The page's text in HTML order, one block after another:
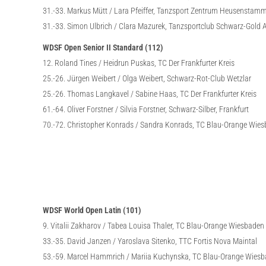
31.-33. Markus Mütt / Lara Pfeiffer, Tanzsport Zentrum Heusenstamm
31.-33. Simon Ulbrich / Clara Mazurek, Tanzsportclub Schwarz-Gold
WDSF Open Senior II Standard (112)
12. Roland Tines / Heidrun Puskas, TC Der Frankfurter Kreis
25.-26. Jürgen Weibert / Olga Weibert, Schwarz-Rot-Club Wetzlar
25.-26. Thomas Langkavel / Sabine Haas, TC Der Frankfurter Kreis
61.-64. Oliver Forstner / Silvia Forstner, Schwarz-Silber, Frankfurt
70.-72. Christopher Konrads / Sandra Konrads, TC Blau-Orange
WDSF World Open Latin (101)
9. Vitalii Zakharov / Tabea Louisa Thaler, TC Blau-Orange Wiesbaden
33.-35. David Janzen / Yaroslava Sitenko, TTC Fortis Nova Maintal
53.-59. Marcel Hammrich / Mariia Kuchynska, TC Blau-Orange